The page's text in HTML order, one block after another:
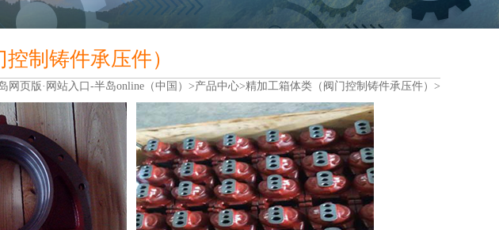
制铸件承压件）
精加工箱体类（阀门控制铸件承压件）>
产品中心>
网页版·网站入口-半岛online（中国）>